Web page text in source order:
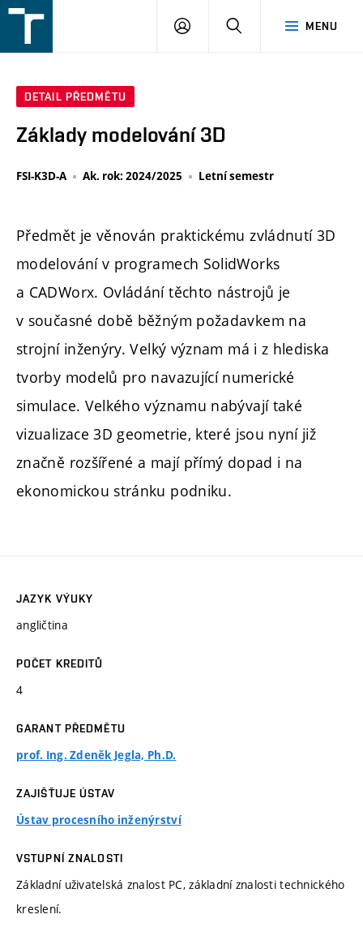
v
MENU
PŘIHLÁŠENÍ
DETAIL PŘEDMĚTU
Základy modelování 3D
FSI-K3D-A Ak. rok: 2024/2025 Letní semestr
Předmět je věnován praktickému zvládnutí 3D
modelování v programech SolidWorks
a CADWorx. Ovládání těchto nástrojů je
v současné době běžným požadavkem na
strojní inženýry. Velký význam má i z hlediska
tvorby modelů pro navazující numerické
simulace. Velkého významu nabývají také
vizualizace 3D geometrie, které jsou nyní již
značně rozšířené a mají přímý dopad i na
ekonomickou stránku podniku.
JAZYK VÝUKY
angličtina
POČET KREDITŮ
4
GARANT PŘEDMĚTU
prof. Ing. Zdeněk Jegla, Ph.D.
ZAJIŠŤUJE ÚSTAV
Ústav procesního inženýrství
VSTUPNÍ ZNALOSTI
Základní uživatelská znalost PC, základní znalosti technického
kreslení.